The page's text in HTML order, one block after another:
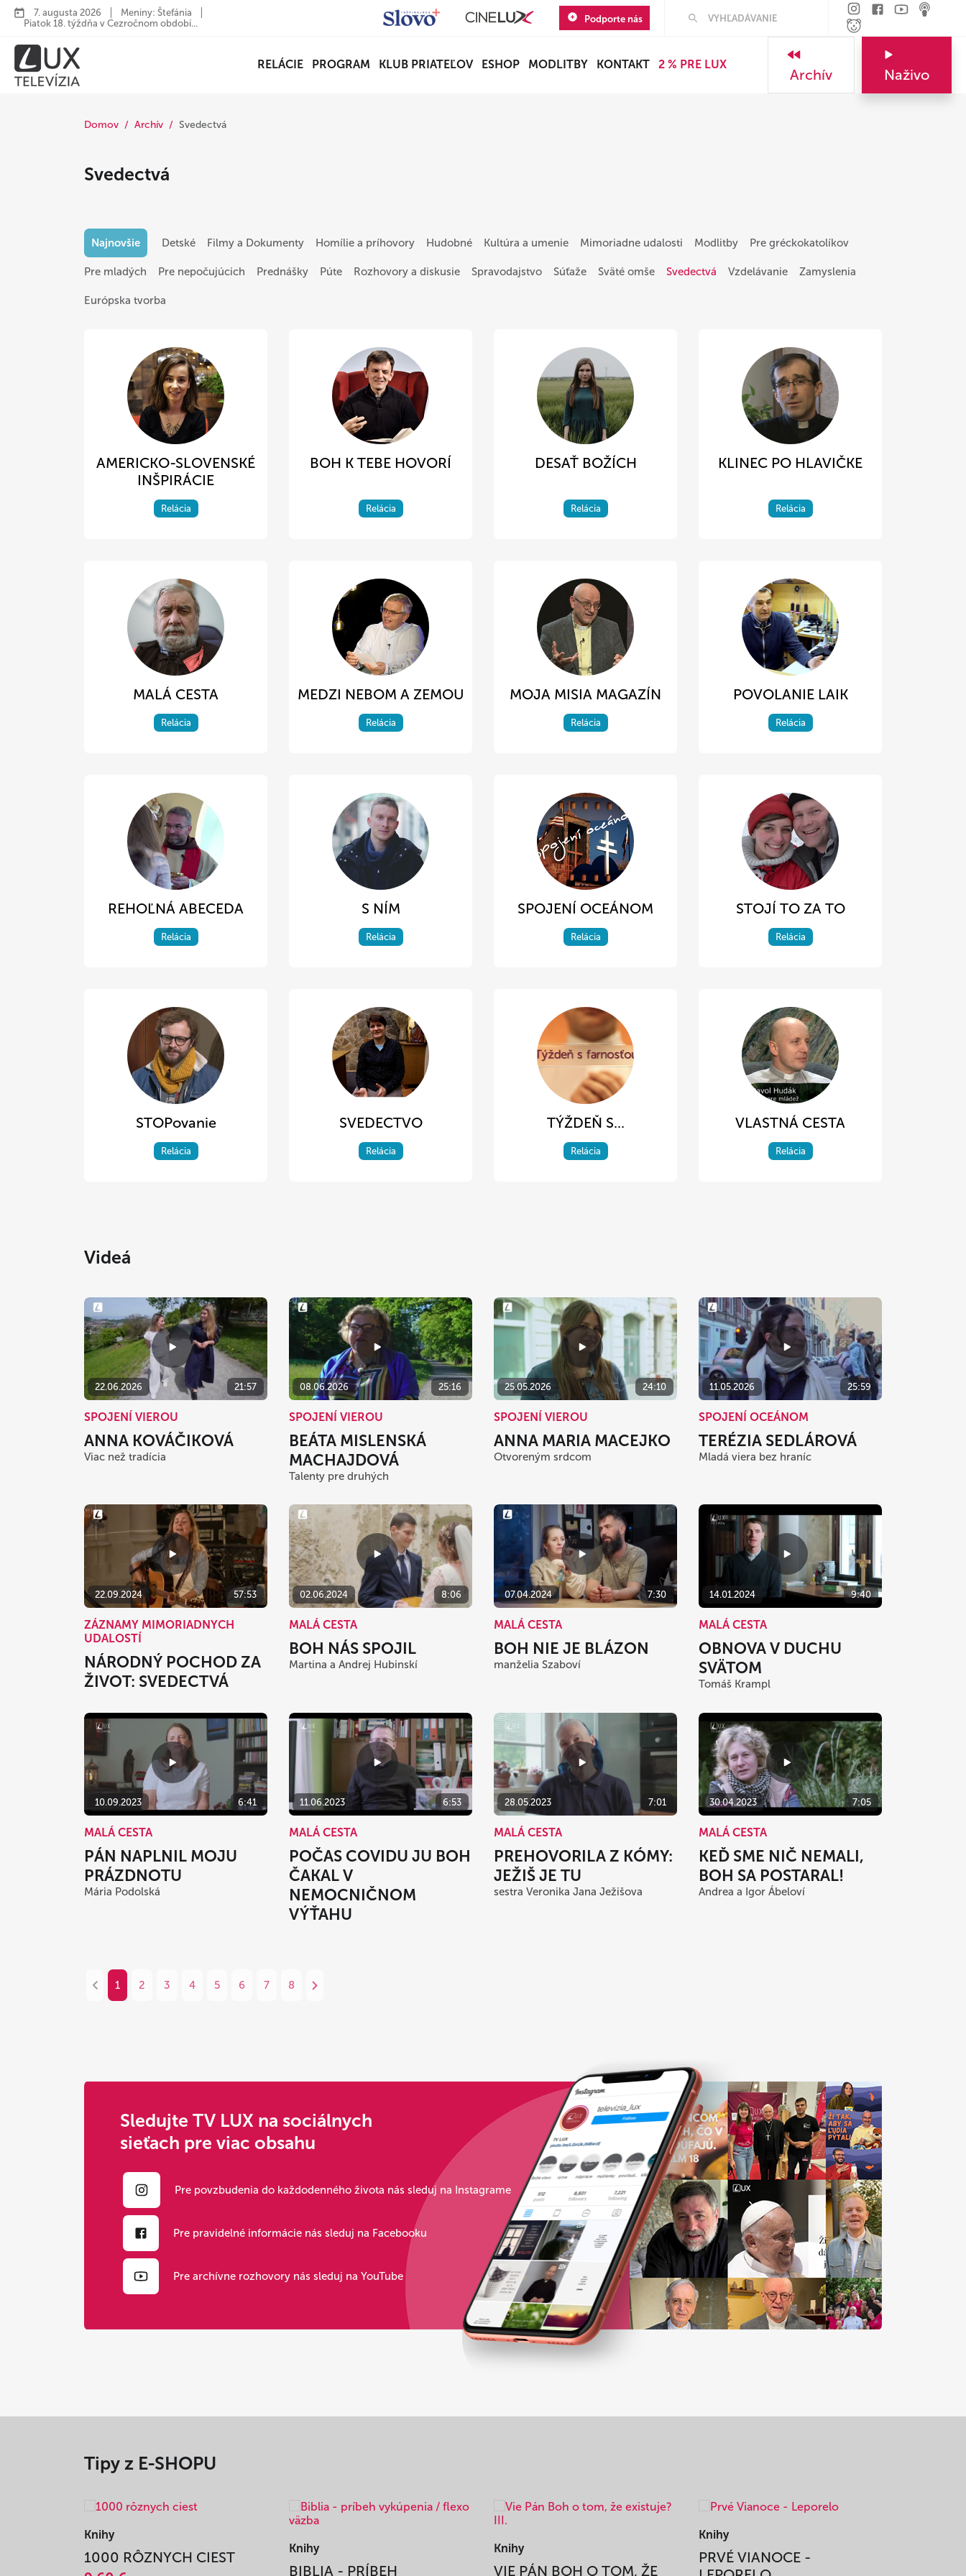
7. augusta 2026
Meniny: Štefánia
Piatok 18. týždňa v Cezročnom období...
Podporte nás
RELÁCIE PROGRAM KLUB PRIATEĽOV ESHOP MODLITBY KONTAKT 2 % PRE LUX
Archív Naživo
Domov Archív Svedectvá
Svedectvá
Najnovšie Detské Filmy a Dokumenty Homílie a príhovory Hudobné Kultúra a umenie Mimoriadne udalosti Modlitby Pre gréckokatolíkov
Pre mladých Pre nepočujúcich Prednášky Púte Rozhovory a diskusie Spravodajstvo Súťaže Sväté omše Svedectvá Vzdelávanie Zamyslenia
Európska tvorba
AMERICKO-SLOVENSKÉ
INŠPIRÁCIE
Relácia
BOH K TEBE HOVORÍ
Relácia
DESAŤ BOŽÍCH
Relácia
KLINEC PO HLAVIČKE
Relácia
MALÁ CESTA
Relácia
MEDZI NEBOM A ZEMOU
Relácia
MOJA MISIA MAGAZÍN
Relácia
POVOLANIE LAIK
Relácia
REHOĽNÁ ABECEDA
Relácia
S NÍM
Relácia
SPOJENÍ OCEÁNOM
Relácia
STOJÍ TO ZA TO
Relácia
STOPovanie
Relácia
SVEDECTVO
Relácia
TÝŽDEŇ S...
Relácia
VLASTNÁ CESTA
Relácia
Videá
22.06.2026 21:57
SPOJENÍ VIEROU
ANNA KOVÁČIKOVÁ
Viac než tradícia
08.06.2026 25:16
SPOJENÍ VIEROU
BEÁTA MISLENSKÁ
MACHAJDOVÁ
Talenty pre druhých
25.05.2026 24:10
SPOJENÍ VIEROU
ANNA MARIA MACEJKO
Otvoreným srdcom
11.05.2026 25:59
SPOJENÍ OCEÁNOM
TERÉZIA SEDLÁROVÁ
Mladá viera bez hraníc
22.09.2024 57:53
ZÁZNAMY MIMORIADNYCH
UDALOSTÍ
NÁRODNÝ POCHOD ZA
ŽIVOT: SVEDECTVÁ
02.06.2024 8:06
MALÁ CESTA
BOH NÁS SPOJIL
Martina a Andrej Hubinskí
07.04.2024 7:30
MALÁ CESTA
BOH NIE JE BLÁZON
manželia Szaboví
14.01.2024 9:40
MALÁ CESTA
OBNOVA V DUCHU
SVÄTOM
Tomáš Krampl
10.09.2023 6:41
MALÁ CESTA
PÁN NAPLNIL MOJU
PRÁZDNOTU
Mária Podolská
11.06.2023 6:53
MALÁ CESTA
POČAS COVIDU JU BOH
ČAKAL V
NEMOCNIČNOM
VÝŤAHU
28.05.2023 7:01
MALÁ CESTA
PREHOVORILA Z KÓMY:
JEŽIŠ JE TU
sestra Veronika Jana Ježišova
30.04.2023 7:05
MALÁ CESTA
KEĎ SME NIČ NEMALI,
BOH SA POSTARAL!
Andrea a Igor Ábeloví
1 2 3 4 5 6 7 8
Sledujte TV LUX na sociálnych
sieťach pre viac obsahu
Pre povzbudenia do každodenného života nás sleduj na Instagrame
Pre pravidelné informácie nás sleduj na Facebooku
Pre archívne rozhovory nás sleduj na YouTube
Tipy z E-SHOPU
Knihy
1000 RÔZNYCH CIEST
Knihy
BIBLIA - PRÍBEH
Knihy
VIE PÁN BOH O TOM, ŽE
Knihy
PRVÉ VIANOCE -